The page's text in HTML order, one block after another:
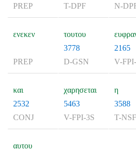
PREP
T-DPF
N-
ενεκεν
PREP
τουτου
3778
D-GSN
2165
V-
και
2532
CONJ
χαρησεται
5463
V-FPI-3S
η
3588
T-NSF
αυτου